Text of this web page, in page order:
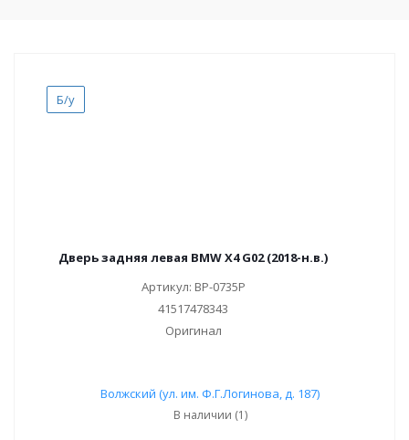
Б/у
Дверь задняя левая BMW X4 G02 (2018-н.в.)
Артикул: ВР-0735Р
41517478343
Оригинал
Волжский (ул. им. Ф.Г.Логинова, д. 187)
В наличии (1)